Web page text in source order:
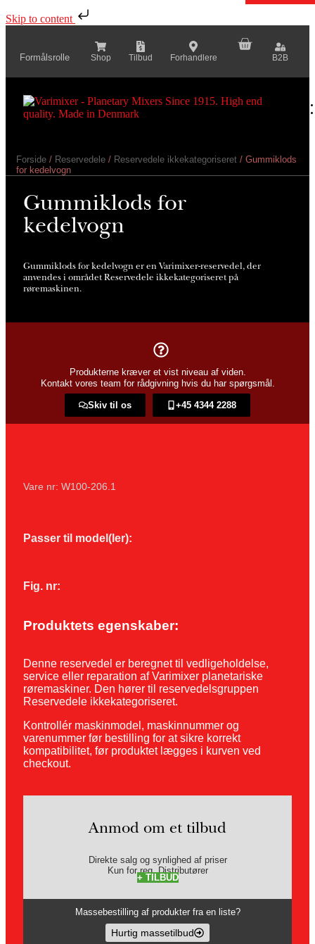
Skip to content
Formålsrolle Shop Tilbud Forhandlere B2B
Forside / Reservedele / Reservedele ikkekategoriseret / Gummiklods
for kedelvogn
Gummiklods for
kedelvogn
Gummiklods for kedelvogn er en Varimixer-reservedel, der
anvendes i området Reservedele ikkekategoriseret på
røremaskinen.
Produkterne kræver et vist niveau af viden.
Kontakt vores team for rådgivning hvis du har spørgsmål.
Skiv til os +45 4344 2288​
Vare nr: W100-206.1
Passer til model(ler):
Fig. nr:
Produktets egenskaber:
Denne reservedel er beregnet til vedligeholdelse,
service eller reparation af Varimixer planetariske
røremaskiner. Den hører til reservedelsgruppen
Reservedele ikkekategoriseret.
Kontrollér maskinmodel, maskinnummer og
varenummer før bestilling for at sikre korrekt
kompatibilitet, før produktet lægges i kurven ved
checkout.
Anmod om et tilbud
Direkte salg og synlighed af priser
Kun for reg. Distributører
+ TILBUD
Massebestilling af produkter fra en liste?
Hurtig massetilbud